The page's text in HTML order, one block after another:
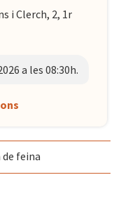
i Clerch, 2, 1r
a les 08:30h.
feina